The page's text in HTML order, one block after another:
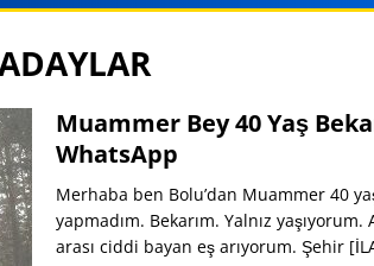
Muammer Bey 40 Yaş
WhatsApp
Merhaba ben Bolu’dan Muammer 40
yapmadım. Bekarım. Yalnız
arası ciddi bayan eş arıyorum. Şehir